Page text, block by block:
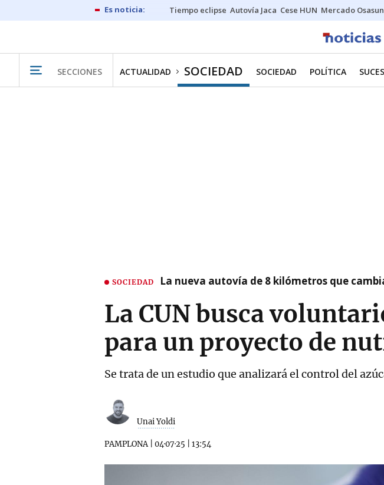
Tiempo eclipse Autovía Jaca Cese HUN Mercado
SECCIONES ACTUALIDAD SOCIEDAD SOCIEDAD POLÍTICA
SOCIEDAD La nueva autovía de 8 kilómetros que
La CUN busca
para un proyecto de
Se trata de un estudio que analizará el control del
Unai Yoldi
PAMPLONA| 04·07·25 13:54